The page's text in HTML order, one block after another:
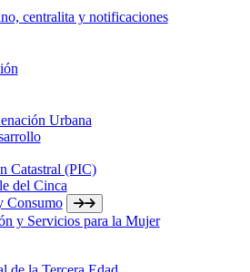
centralita y notificaciones
Urbana
Catastral (PIC)
del Cinca
Consumo
y Servicios para la Mujer